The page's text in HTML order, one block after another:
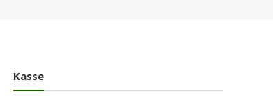
Kasse